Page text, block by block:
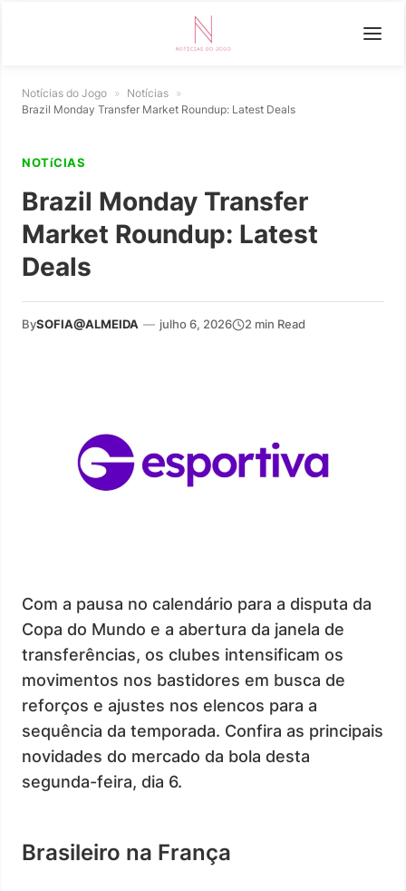
Notícias do Jogo » Notícias »
Brazil Monday Transfer Market Roundup: Latest Deals
NOTíCIAS
Brazil Monday Transfer
Market Roundup: Latest
Deals
BySOFIA@ALMEIDA — julho 6, 2026 2 min Read
Com a pausa no calendário para a disputa da
Copa do Mundo e a abertura da janela de
transferências, os clubes intensificam os
movimentos nos bastidores em busca de
reforços e ajustes nos elencos para a
sequência da temporada. Confira as principais
novidades do mercado da bola desta
segunda-feira, dia 6.
Brasileiro na França